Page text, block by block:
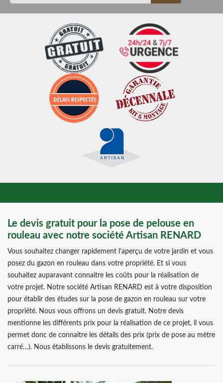
Le devis gratuit pour la pose de pelouse en
rouleau avec notre société Artisan RENARD
Vous souhaitez changer rapidement l’aperçu de votre jardin et vous
posez du gazon en rouleau dans votre propriété. Et si vous
souhaitez auparavant connaitre les coûts pour la réalisation de
votre projet. Notre société Artisan RENARD est à votre disposition
pour établir des études sur la pose de gazon en rouleau sur votre
propriété. Nous vous offrons un devis gratuit. Notre devis
mentionne les différents prix pour la réalisation de ce projet, il vous
permet donc de connaitre les détails des prix (prix de pose au mètre
carré…). Nous établissons le devis gratuitement.